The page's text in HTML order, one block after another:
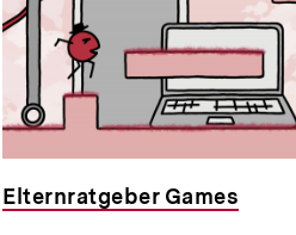
Elternratgeber Games